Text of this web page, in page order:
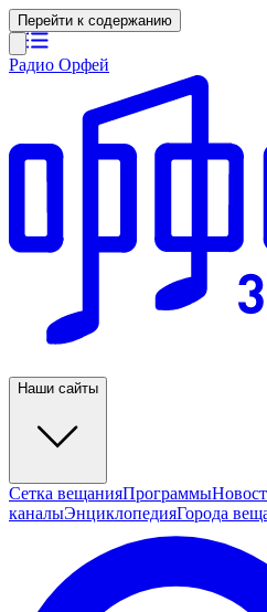
Перейти к содержанию
Радио Орфей
Наши сайты
Сетка вещанияПрограммы
каналыЭнциклопедияГорода